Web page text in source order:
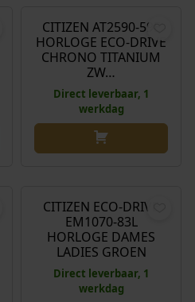
CITIZEN AT2590-59E
HORLOGE ECO-DRIVE
CHRONO TITANIUM
ZW…
Direct leverbaar, 1
werkdag
CITIZEN ECO-DRIVE
EM1070-83L
HORLOGE DAMES
LADIES GROEN
Direct leverbaar, 1
werkdag